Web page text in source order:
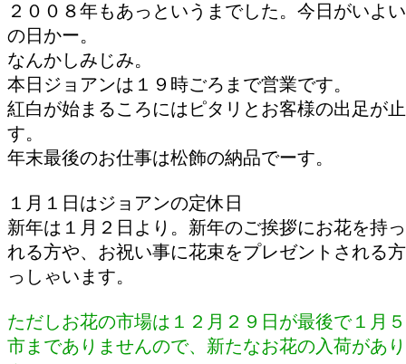
２００８年もあっというまでした。今日がいよ
の日かー。
なんかしみじみ。
本日ジョアンは１９時ごろまで営業です。
紅白が始まるころにはピタリとお客様の出足が
す。
年末最後のお仕事は松飾の納品でーす。
１月１日はジョアンの定休日
新年は１月２日より。新年のご挨拶にお花を持
れる方や、お祝い事に花束をプレゼントされる
っしゃいます。
ただしお花の市場は１２月２９日が最後で１月
市までありませんので、新たなお花の入荷があ